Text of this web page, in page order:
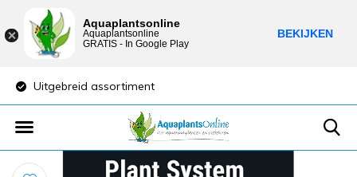
Uitgebreid assortiment
Aquaplantsonline
Aquaplantsonline
GRATIS - In Google Play
BEKIJKEN